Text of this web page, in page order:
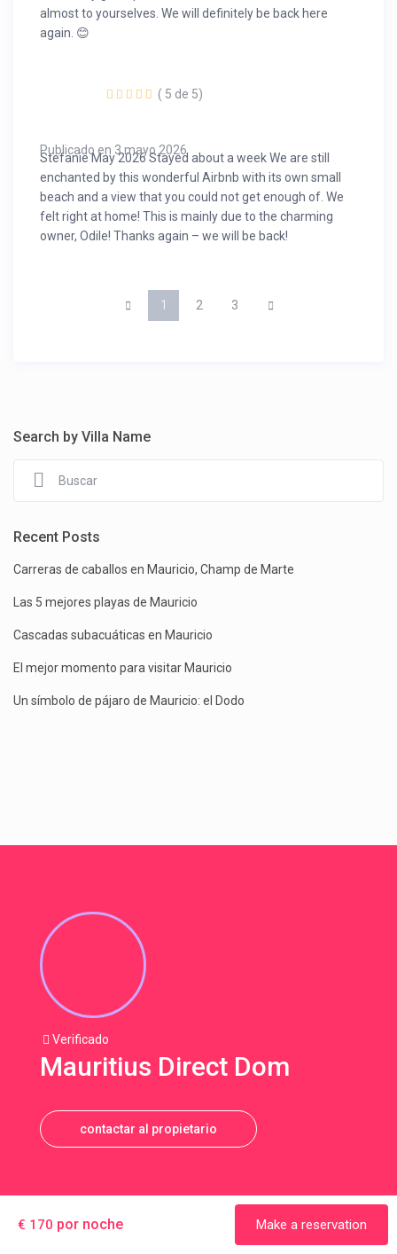
almost to yourselves. We will definitely be back here
again. 😊
Publicado en 3 mayo 2026
( 5 de 5)
Stefanie May 2026 Stayed about a week We are still
enchanted by this wonderful Airbnb with its own small
beach and a view that you could not get enough of. We
felt right at home! This is mainly due to the charming
owner, Odile! Thanks again – we will be back!
1 2 3
Search by Villa Name
Recent Posts
Carreras de caballos en Mauricio, Champ de Marte
Las 5 mejores playas de Mauricio
Cascadas subacuáticas en Mauricio
El mejor momento para visitar Mauricio
Un símbolo de pájaro de Mauricio: el Dodo
Verificado
Mauritius Direct Dom
contactar al propietario
€ 170 por noche Make a reservation